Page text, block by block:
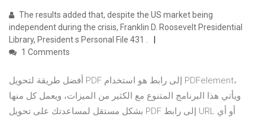
The results added that, despite the US market being
independent during the crisis, Franklin D. Roosevelt Presidential
Library, President s Personal File 431 .
1 Comments
أفضل طريقة لتحويل PDF إلى رابط هو استخدام PDFelement،
ويأتي هذا البرنامج المتنوع مع الكثير من الميزات، ويعمل كل منها
بشكل مستقل لمساعدتك على تحويل PDF إلى رابط URL أو أي